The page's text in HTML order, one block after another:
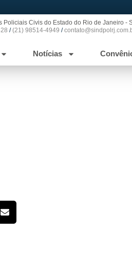
Policiais Civis do Estado do Rio de Janeiro -
/(21) 98514-4949 /
Notícias